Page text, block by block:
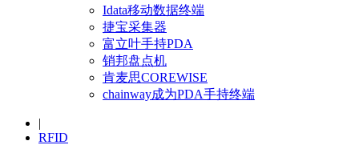
Idata移动数据终端
捷宝采集器
富立叶手持PDA
销邦盘点机
肯麦思COREWISE
chainway成为PDA手持终端
|
RFID